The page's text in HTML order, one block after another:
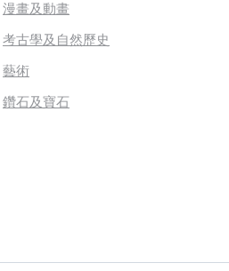
漫畫及動畫
考古學及自然歷史
藝術
鑽石及寶石